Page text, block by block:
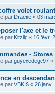
volet roulant
par Draene « 03
l'axe et le
par Kitzlig « 16 févr.
- Stores
par guyecedege97 «
en
par VBKIS « 26 janv.